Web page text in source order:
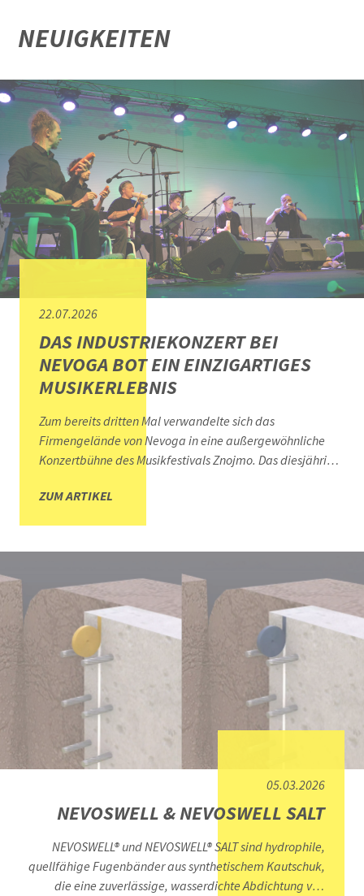
NEUIGKEITEN
22.07.2026
DAS INDUSTRIEKONZERT BEI
NEVOGA BOT EIN EINZIGARTIGES
MUSIKERLEBNIS
Zum bereits dritten Mal verwandelte sich das
Firmengelände von Nevoga in eine außergewöhnliche
Konzertbühne des Musikfestivals Znojmo. Das diesjährige
die Znaimer Gurke“ begeisterte rund 250 Besucherinnen
ZUM ARTIKEL
05.03.2026
NEVOSWELL & NEVOSWELL SALT
NEVOSWELL® und NEVOSWELL® SALT sind hydrophile,
quellfähige Fugenbänder aus synthetischem Kautschuk,
die eine zuverlässige, wasserdichte Abdichtung von